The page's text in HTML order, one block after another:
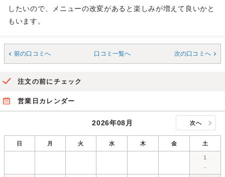
したいので、メニューの改変があると楽しみが増えて良いかと
もいます。
前の口コミへ 口コミ一覧へ 次の口コミへ
注文の前にチェック
営業日カレンダー
2026年08月 次へ
日 月 火 水 木 金 土
1
－